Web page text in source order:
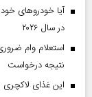
آیا خودروهای
در سال ۲۰۲۶
نتیجه درخواست
این غذای لاکچری را ۱۵ دقیقه‌ای آماده